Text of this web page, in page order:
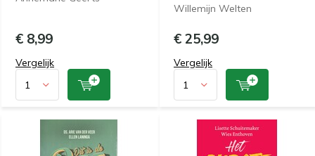
€ 8,99
Vergelijk
Willemijn Welten
€ 25,99
Vergelijk